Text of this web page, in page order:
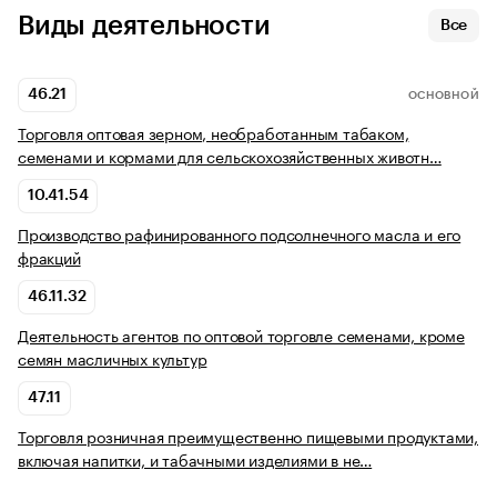
Виды деятельности Все
46.21 ОСНОВНОЙ
Торговля оптовая зерном, необработанным табаком,
семенами и кормами для сельскохозяйственных животн…
10.41.54
Производство рафинированного подсолнечного масла и его
фракций
46.11.32
Деятельность агентов по оптовой торговле семенами, кроме
семян масличных культур
47.11
Торговля розничная преимущественно пищевыми продуктами,
включая напитки, и табачными изделиями в не…